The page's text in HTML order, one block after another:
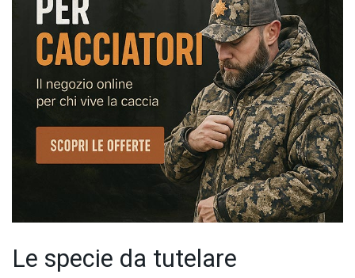
Le specie da tutelare